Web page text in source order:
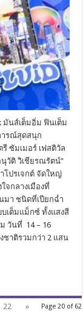
มันส์เต็มอิ่ม ฟินเต็ม
ารณ์สุดสนุก
รี ซัมเมอร์ เฟสติวัล
นุวัติ วิเชียรณรัตน์”
โปรเจกต์ จัดใหญ่
จกลางเมืองที่
นมา ชนิดที่เปียกฉ่ำ
เต็มแม็กซ์ ทั้งแสงสี
วันที่ 14 – 16
ชาติรวมกว่า 2 แสน
Page 20 of 62
22
»